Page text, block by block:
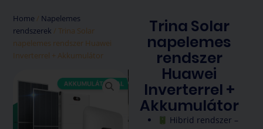
Home / Napelemes
rendszerek / Trina Solar
napelemes rendszer Huawei
Inverterrel + Akkumulátor
Trina Solar
napelemes
rendszer
Huawei
Inverterrel +
Akkumulátor
Hibrid rendszer –